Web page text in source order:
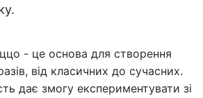
- це основа для створення
від класичних до сучасних.
дає змогу експериментувати зі